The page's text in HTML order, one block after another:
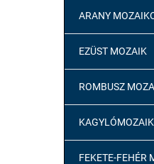
ARANY
EZÜST MOZAIK
ROMBUSZ
KAGYLÓMOZAIK
FEKETE-FEHÉR